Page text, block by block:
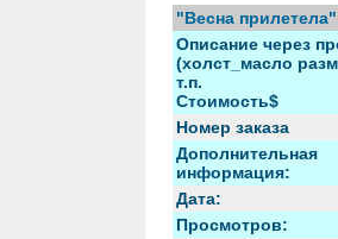
"Весна
Описание через
(холст_масло
т.п.
Стоимость$
Номер заказа
Дополнительная
информация:
Дата:
Просмотров: